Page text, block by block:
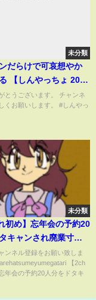
未分類
だらけで可哀想やか
【しんやっちょ 2019
】
とうございます。 チャンネ
くお願いします。 #しんやっ
未分類
初め】忘年会の予約20
キャンされ廃業寸前
母娘、地元工務店の
を呼んだ結果…【ゆ
ンネル登録をお願い致しま
【2ch
年会の予約20人分をドタキ